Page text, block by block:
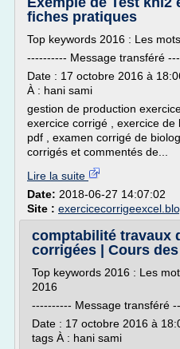
fiches pratiques
Top keywords 2016 : Les
---------- Message transféré
Date : 17 octobre 2016 à
À : hani sami
gestion de production
exercice corrigé , exercice
pdf , examen corrigé de
corrigés et commentés de...
Lire la suite
Date: 2018-06-27 14:07:02
Site :
comptabilité travaux
corrigées | Cours des
Top keywords 2016 : Les
2016
---------- Message transféré
Date : 17 octobre 2016 à
tags À : hani sami